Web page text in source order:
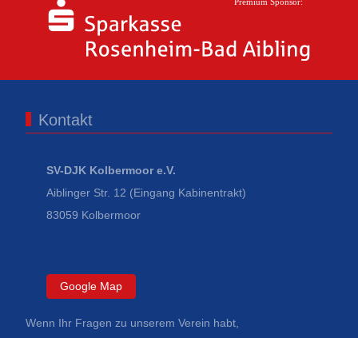
Kontakt
SV-DJK Kolbermoor e.V.
Aiblinger Str. 12 (Eingang Kabinentrakt)
83059 Kolbermoor
Google Map
Wenn Ihr Fragen zu unserem Verein habt,